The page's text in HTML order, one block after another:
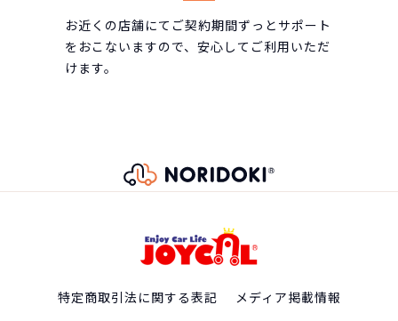
お近くの店舗にてご契約期間ずっとサポート
をおこないますので、安心してご利用いただ
けます。
特定商取引法に関する表記 メディア掲載情報